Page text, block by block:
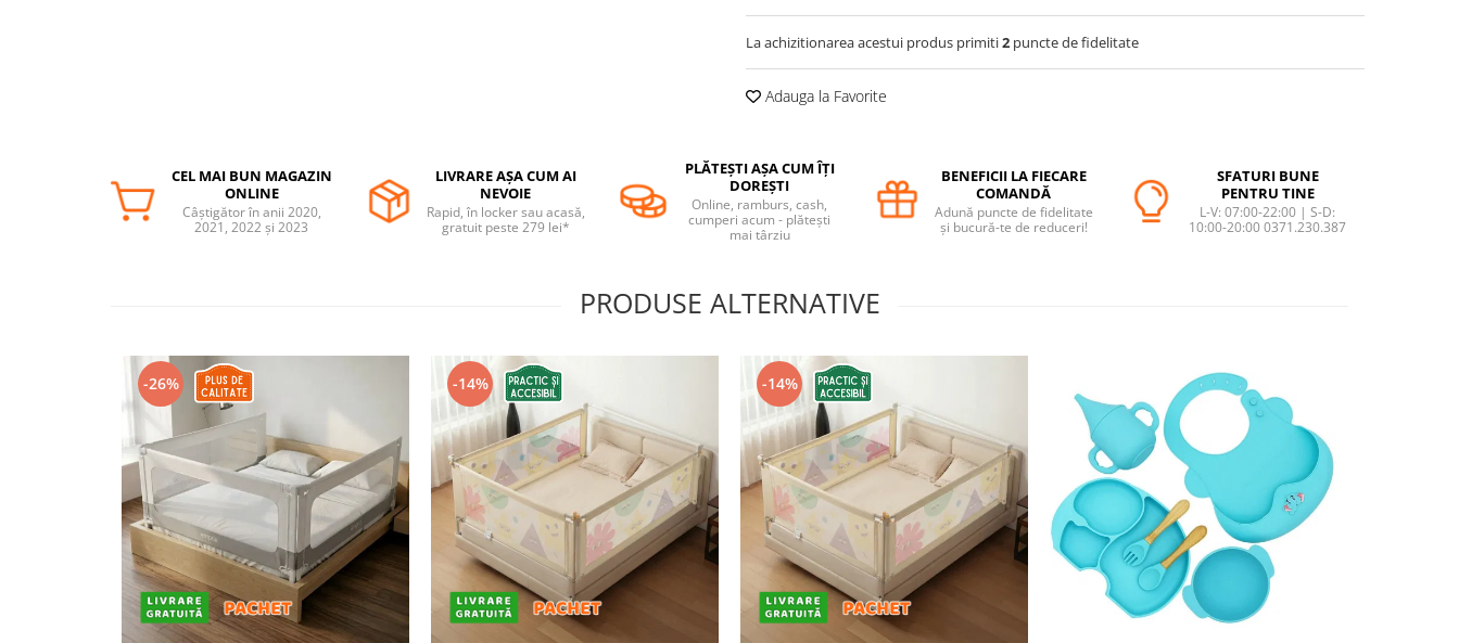
Scaune masa
Ingrijire bebe si mama
Baia bebelusului
Jucarii copii si jocuri educative
Jocuri educative
Jucarii bebelusi
Covorase ortopedice senzoriale
Cuburi magnetice JollyHeap®
Rechizite scolare
La achizitionarea acestui produs primiti2 puncte de fidelitate
Adauga la Favorite
CEL MAI BUN MAGAZIN
ONLINE
Câștigător în anii 2020,
2021, 2022 și 2023
LIVRARE AȘA CUM AI
NEVOIE
Rapid, în locker sau acasă,
gratuit peste 279 lei*
PLĂTEȘTI AȘA CUM ÎȚI
DOREȘTI
Online, ramburs, cash,
cumperi acum - plătești
mai târziu
BENEFICII LA FIECARE
COMANDĂ
Adună puncte de fidelitate
și bucură-te de reduceri!
SFATURI BUNE
PENTRU TINE
L-V: 07:00-22:00 | S-D:
10:00-20:00 0371.230.387
PRODUSE ALTERNATIVE
-26% -14% -14%